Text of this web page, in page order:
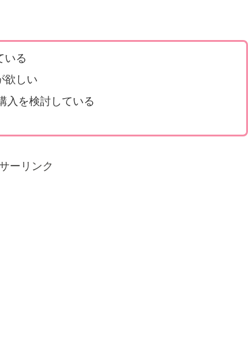
いる
欲しい
入を検討している
ーリンク